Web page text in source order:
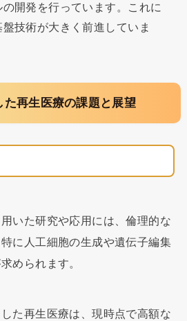
開発を行っています。これに
技術が大きく前進していま
た再生医療の課題と展望
いた研究や応用には、倫理的な
に人工細胞の生成や遺伝子編集
められます。
た再生医療は、現時点で高額な